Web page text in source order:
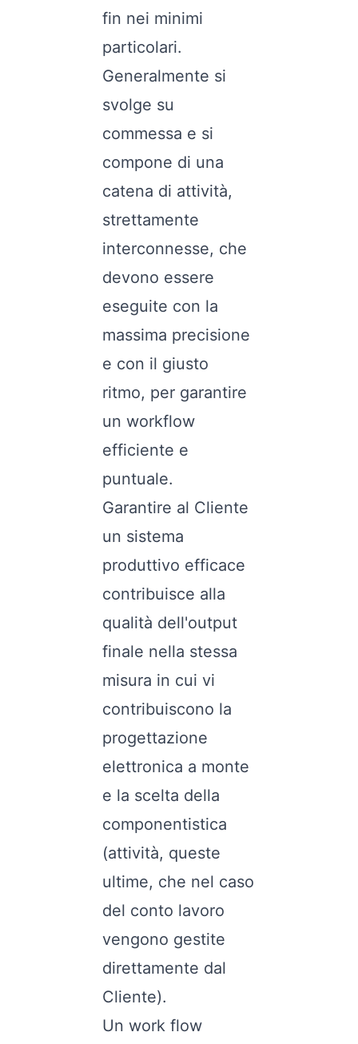
fin nei minimi
particolari.
Generalmente si
svolge su
commessa e si
compone di una
catena di attività,
strettamente
interconnesse, che
devono essere
eseguite con la
massima precisione
e con il giusto
ritmo, per garantire
un workflow
efficiente e
puntuale.
Garantire al Cliente
un sistema
produttivo efficace
contribuisce alla
qualità dell'output
finale nella stessa
misura in cui vi
contribuiscono la
progettazione
elettronica a monte
e la scelta della
componentistica
(attività, queste
ultime, che nel caso
del conto lavoro
vengono gestite
direttamente dal
Cliente).
Un work flow